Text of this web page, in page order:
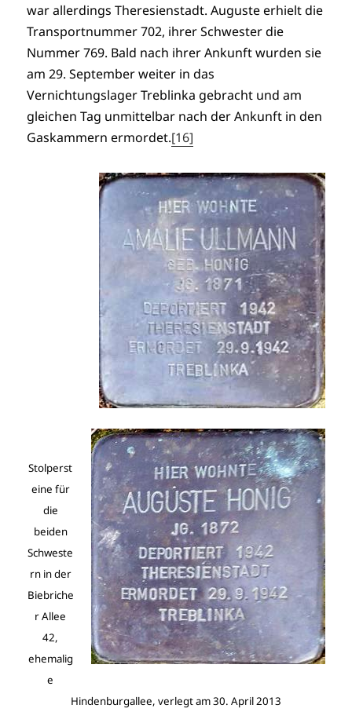
war allerdings Theresienstadt. Auguste erhielt die
Transportnummer 702, ihrer Schwester die
Nummer 769. Bald nach ihrer Ankunft wurden sie
am 29. September weiter in das
Vernichtungslager Treblinka gebracht und am
gleichen Tag unmittelbar nach der Ankunft in den
Gaskammern ermordet.[16]
Stolperst
eine für
die
beiden
Schweste
rn in der
Biebriche
r Allee
42,
ehemalig
e
Hindenburgallee, verlegt am 30. April 2013